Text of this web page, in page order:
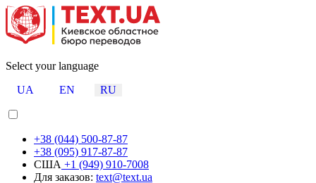
Select your language
UA
EN RU
+38 (044) 500-87-87
+38 (095) 917-87-87
США +1 (949) 910-7008
Для заказов: text@text.ua